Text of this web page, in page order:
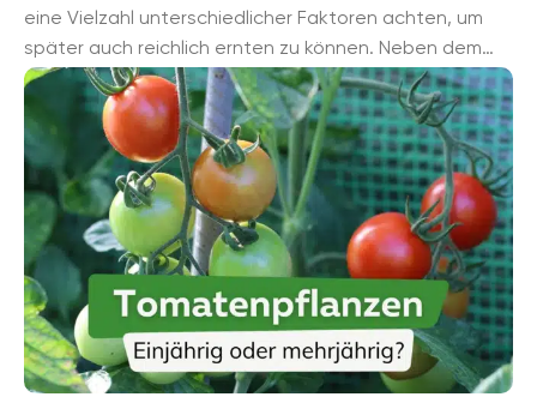
eine Vielzahl unterschiedlicher Faktoren achten, um
später auch reichlich ernten zu können. Neben dem
richtigen Standort, viel Sonne und ...